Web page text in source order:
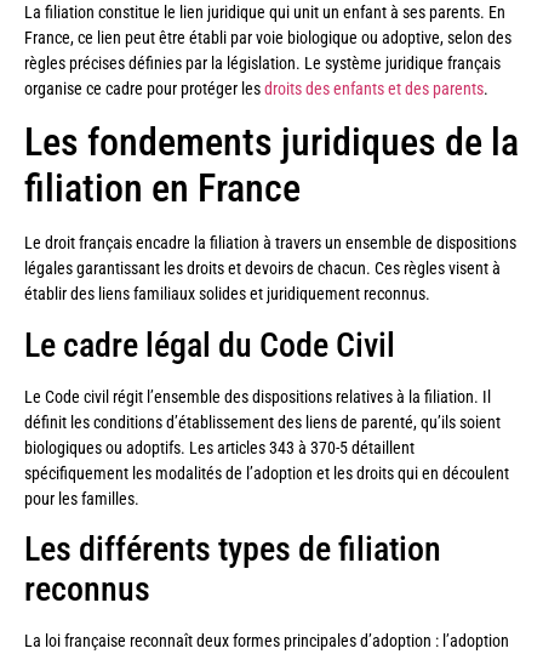
La filiation constitue le lien juridique qui unit un enfant à ses parents. En
France, ce lien peut être établi par voie biologique ou adoptive, selon des
règles précises définies par la législation. Le système juridique français
organise ce cadre pour protéger lesdroits des enfants et des parents.
Les fondements juridiques de la
filiation en France
Le droit français encadre la filiation à travers un ensemble de dispositions
légales garantissant les droits et devoirs de chacun. Ces règles visent à
établir des liens familiaux solides et juridiquement reconnus.
Le cadre légal du Code Civil
Le Code civil régit l’ensemble des dispositions relatives à la filiation. Il
définit les conditions d’établissement des liens de parenté, qu’ils soient
biologiques ou adoptifs. Les articles 343 à 370-5 détaillent
spécifiquement les modalités de l’adoption et les droits qui en découlent
pour les familles.
Les différents types de filiation
reconnus
La loi française reconnaît deux formes principales d’adoption : l’adoption